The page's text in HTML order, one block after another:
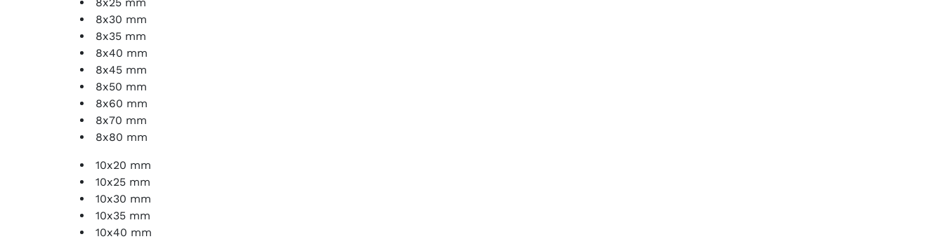
8x30 mm
8x35 mm
8x40 mm
8x45 mm
8x50 mm
8x60 mm
8x70 mm
8x80 mm
10x20 mm
10x25 mm
10x30 mm
10x35 mm
10x40 mm